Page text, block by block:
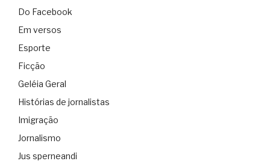
Do Facebook
Em versos
Esporte
Ficção
Geléia Geral
Histórias de jornalistas
Imigração
Jornalismo
Jus sperneandi